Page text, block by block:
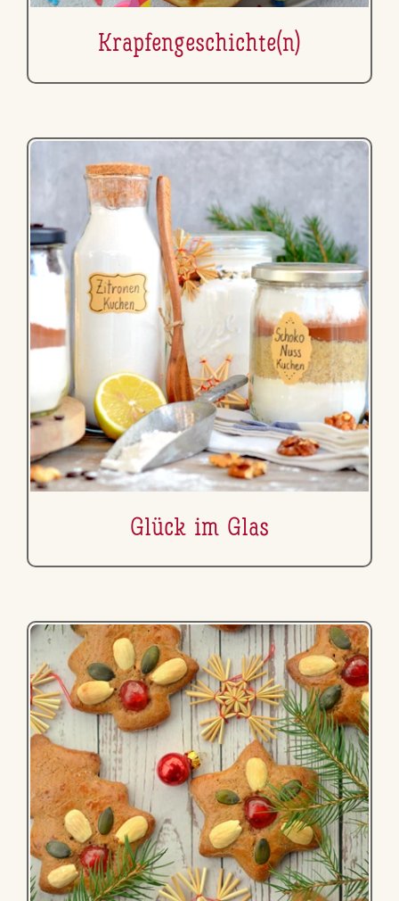
Krap­fen­ge­schich­te(n)
Glück im Glas